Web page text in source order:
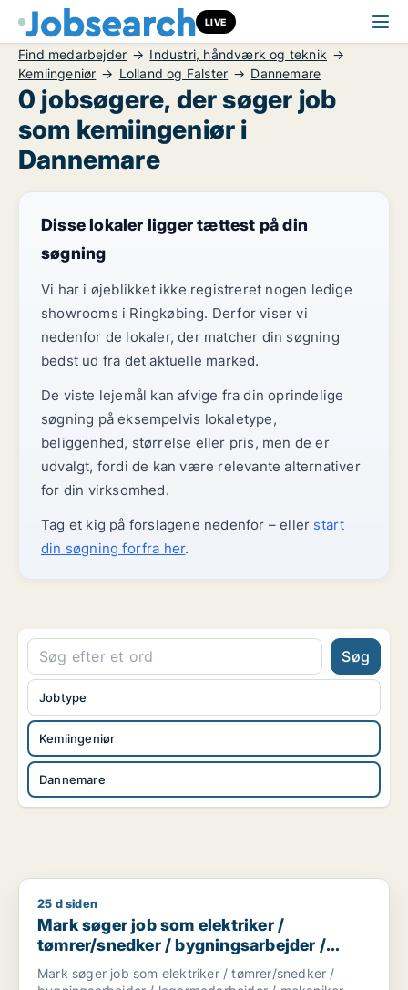
LIVE
Find medarbejder
Industri, håndværk og teknik
Kemiingeniør
Lolland og Falster Dannemare
0 jobsøgere, der søger job
som kemiingeniør i
Dannemare
Disse lokaler ligger tættest på din
søgning
Vi har i øjeblikket ikke registreret nogen ledige
showrooms i Ringkøbing. Derfor viser vi
nedenfor de lokaler, der matcher din søgning
bedst ud fra det aktuelle marked.
De viste lejemål kan afvige fra din oprindelige
søgning på eksempelvis lokaletype,
beliggenhed, størrelse eller pris, men de er
udvalgt, fordi de kan være relevante alternativer
for din virksomhed.
Tag et kig på forslagene nedenfor – eller start
din søgning forfra her.
Søg
Kemiingeniør
Dannemare
Jobtype
Mark søger job som elektriker / tømrer/snedker /
25 d siden
Mark søger job som elektriker /
tømrer/snedker / bygningsarbejder /
lagermedarbejder / mekaniker
Mark søger job som elektriker / tømrer/snedker /